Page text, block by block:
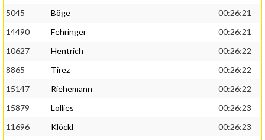
5045
Böge
00:26:21
14490
Fehringer
00:26:21
10627
Hentrich
00:26:22
8865
Tirez
00:26:22
15147
Riehemann
00:26:22
15879
Lollies
00:26:23
11696
Klöckl
00:26:23